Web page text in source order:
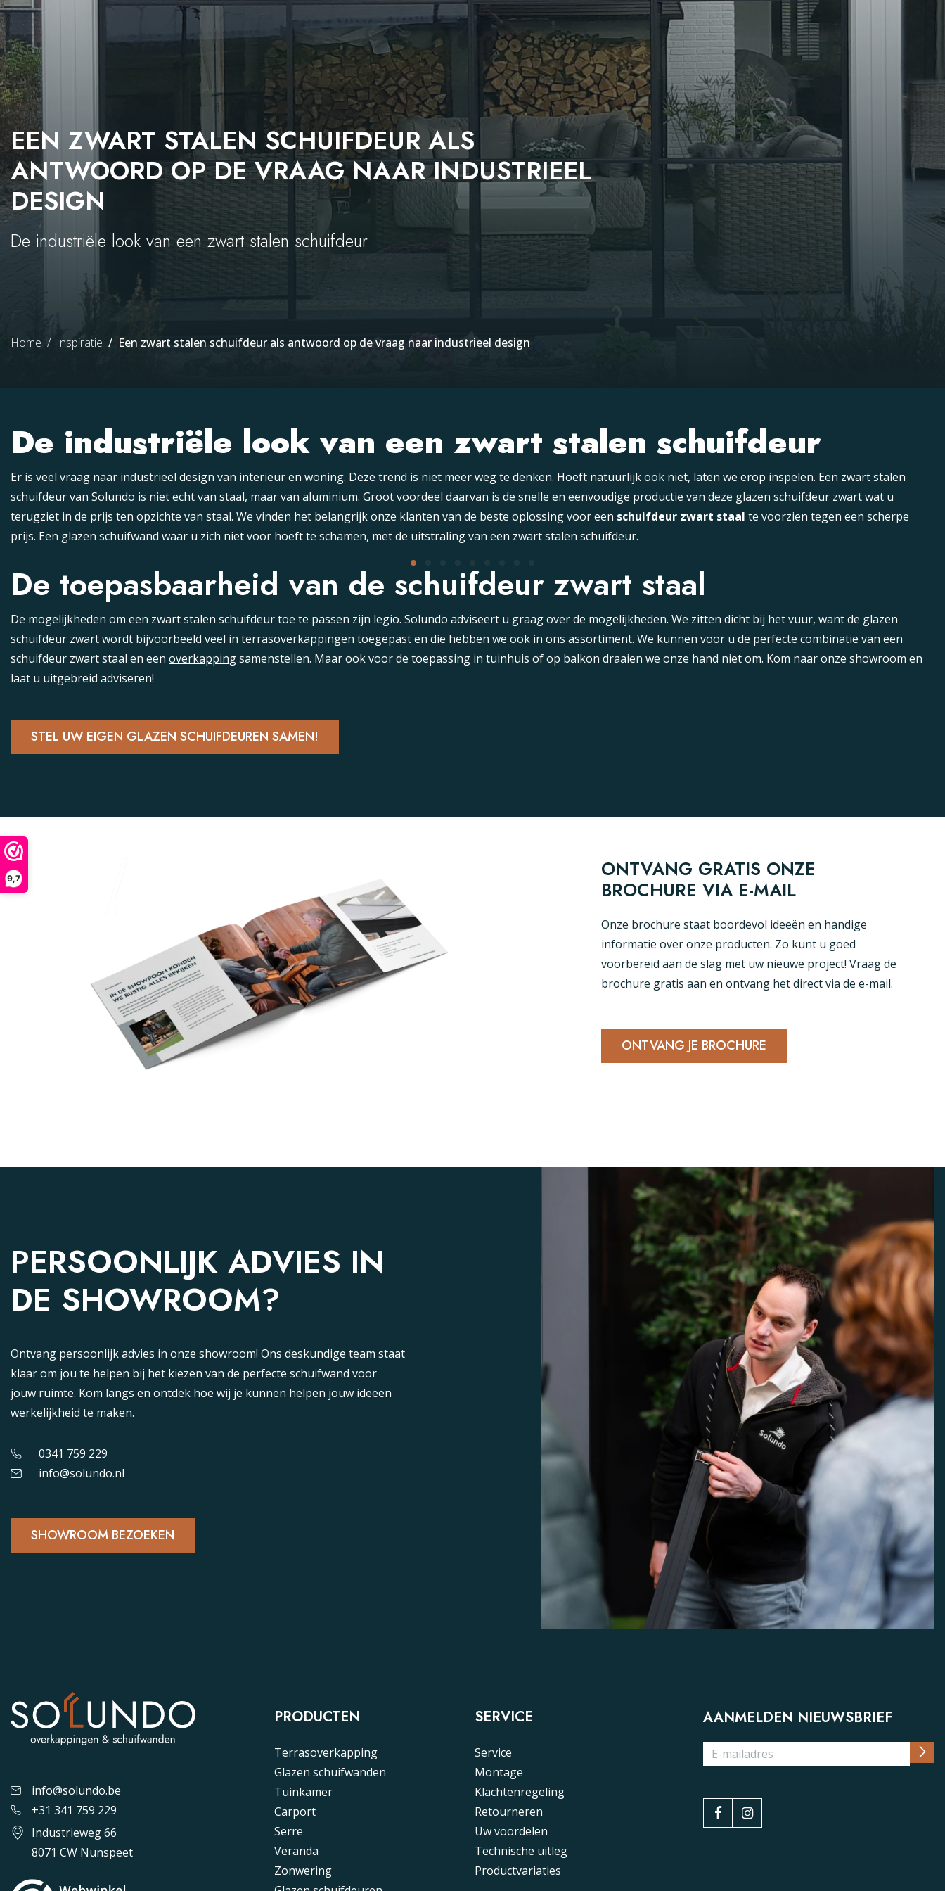
9,7
EEN ZWART STALEN SCHUIFDEUR ALS
ANTWOORD OP DE VRAAG NAAR INDUSTRIEEL
DESIGN
De industriële look van een zwart stalen schuifdeur
Home Inspiratie Een zwart stalen schuifdeur als antwoord op de vraag naar industrieel design
De industriële look van een zwart stalen schuifdeur
Er is veel vraag naar industrieel design van interieur en woning. Deze trend is niet meer weg te denken. Hoeft natuurlijk ook niet, laten we erop inspelen. Een zwart stalen
schuifdeur van Solundo is niet echt van staal, maar van aluminium. Groot voordeel daarvan is de snelle en eenvoudige productie van deze glazen schuifdeur zwart wat u
terugziet in de prijs ten opzichte van staal. We vinden het belangrijk onze klanten van de beste oplossing voor een schuifdeur zwart staal te voorzien tegen een scherpe
prijs. Een glazen schuifwand waar u zich niet voor hoeft te schamen, met de uitstraling van een zwart stalen schuifdeur.
De toepasbaarheid van de schuifdeur zwart staal
De mogelijkheden om een zwart stalen schuifdeur toe te passen zijn legio. Solundo adviseert u graag over de mogelijkheden. We zitten dicht bij het vuur, want de glazen
schuifdeur zwart wordt bijvoorbeeld veel in terrasoverkappingen toegepast en die hebben we ook in ons assortiment. We kunnen voor u de perfecte combinatie van een
schuifdeur zwart staal en een overkappingsamenstellen. Maar ook voor de toepassing in tuinhuis of op balkon draaien we onze hand niet om. Kom naar onze showroom en
laat u uitgebreid adviseren!
STEL UW EIGEN GLAZEN SCHUIFDEUREN SAMEN!
ONTVANG GRATIS ONZE
BROCHURE VIA E-MAIL
Onze brochure staat boordevol ideeën en handige
informatie over onze producten. Zo kunt u goed
voorbereid aan de slag met uw nieuwe project! Vraag de
brochure gratis aan en ontvang het direct via de e-mail.
ONTVANG JE BROCHURE
PERSOONLIJK ADVIES IN
DE SHOWROOM?
Ontvang persoonlijk advies in onze showroom! Ons deskundige team staat
klaar om jou te helpen bij het kiezen van de perfecte schuifwand voor
jouw ruimte. Kom langs en ontdek hoe wij je kunnen helpen jouw ideeën
werkelijkheid te maken.
0341 759 229
info@solundo.nl
SHOWROOM BEZOEKEN
info@solundo.be
+31 341 759 229
Industrieweg 66
8071 CW Nunspeet
PRODUCTEN
Terrasoverkapping
Glazen schuifwanden
Tuinkamer
Carport
Serre
Veranda
Zonwering
SERVICE
Service
Montage
Klachtenregeling
Retourneren
Uw voordelen
Technische uitleg
Productvariaties
AANMELDEN NIEUWSBRIEF